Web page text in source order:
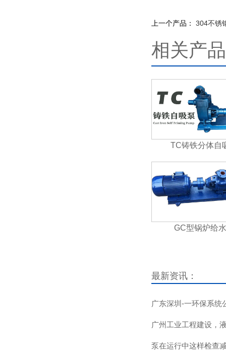
上一个产品： 304不锈
相关产
TC铸铁分体自
GC型锅炉给
最新资讯：
广东深圳-一环保系统
广州工业工程建设，
泵在运行中这样检查